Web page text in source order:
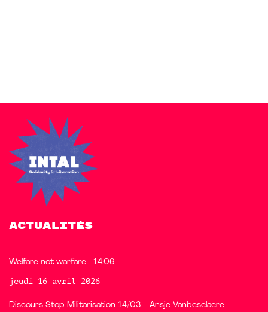
ACTUALITÉS
Welfare not warfare– 14.06
jeudi 16 avril 2026
Discours Stop Militarisation 14/03 – Ansje Vanbeselaere